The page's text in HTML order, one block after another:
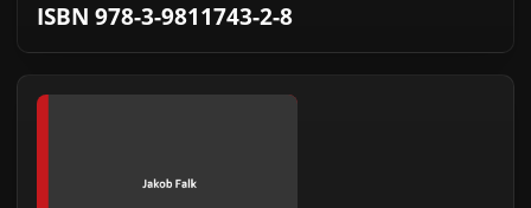
ISBN 978-3-9811743-2-8